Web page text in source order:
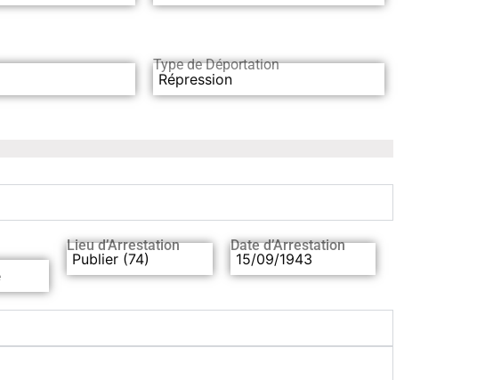
Type de Déportation
Répression
Lieu d’Arrestation
Publier (74)
Date d’Arrestation
15/09/1943